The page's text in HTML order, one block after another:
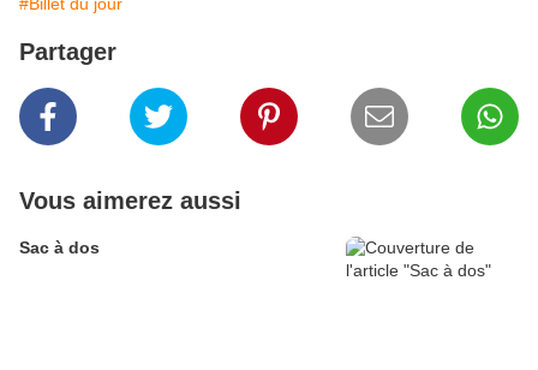
Partager
Vous aimerez aussi
Sac à dos